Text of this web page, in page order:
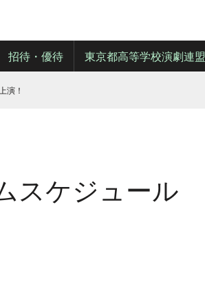
招待・優待 東京都高等学校演劇連盟
演！
スケジュール